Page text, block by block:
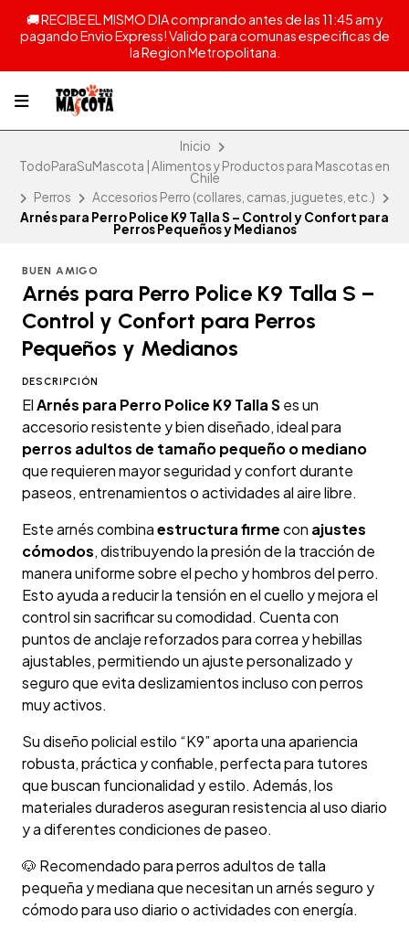
🚚 RECIBE EL MISMO DIA comprando antes de las 11:45 am y
pagando Envio Express! Valido para comunas especificas de
la Region Metropolitana.
Inicio
TodoParaSuMascota | Alimentos y Productos para Mascotas en
Chile
Perros
Accesorios Perro (collares, camas, juguetes, etc.)
Arnés para Perro Police K9 Talla S – Control y Confort para
Perros Pequeños y Medianos
BUEN AMIGO
Arnés para Perro Police K9 Talla S –
Control y Confort para Perros
Pequeños y Medianos
DESCRIPCIÓN
ElArnés para Perro Police K9 Talla Ses un
accesorio resistente y bien diseñado, ideal para
perros adultos de tamaño pequeño o mediano
que requieren mayor seguridad y confort durante
paseos, entrenamientos o actividades al aire libre.
Este arnés combinaestructura firmecon ajustes
cómodos, distribuyendo la presión de la tracción de
manera uniforme sobre el pecho y hombros del perro.
Esto ayuda a reducir la tensión en el cuello y mejora el
control sin sacrificar su comodidad. Cuenta con
puntos de anclaje reforzados para correa y hebillas
ajustables, permitiendo un ajuste personalizado y
seguro que evita deslizamientos incluso con perros
muy activos.
Su diseño policial estilo “K9” aporta una apariencia
robusta, práctica y confiable, perfecta para tutores
que buscan funcionalidad y estilo. Además, los
materiales duraderos aseguran resistencia al uso diario
y a diferentes condiciones de paseo.
🐶 Recomendado para perros adultos de talla
pequeña y mediana que necesitan un arnés seguro y
cómodo para uso diario o actividades con energía.